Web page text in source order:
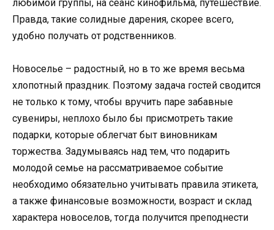
любимой группы, на сеанс кинофильма, путешествие.
Правда, такие солидные дарения, скорее всего,
удобно получать от родственников.
Новоселье – радостный, но в то же время весьма
хлопотный праздник. Поэтому задача гостей сводится
не только к тому, чтобы вручить паре забавные
сувениры, неплохо было бы присмотреть такие
подарки, которые облегчат быт виновникам
торжества. Задумываясь над тем, что подарить
молодой семье на рассматриваемое событие
необходимо обязательно учитывать правила этикета,
а также финансовые возможности, возраст и склад
характера новоселов, тогда получится преподнести